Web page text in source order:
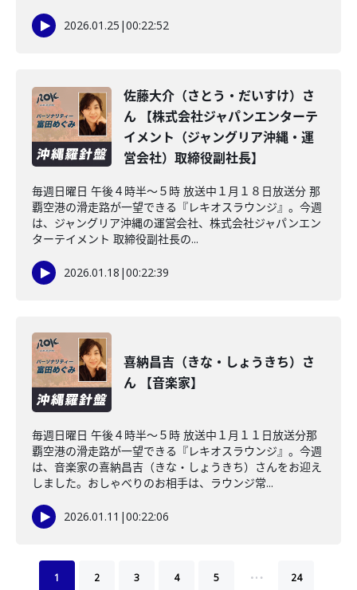
2026.01.25 |00:22:52
佐藤大介（さとう・だいすけ）さ
ん 【株式会社ジャパンエンターテ
イメント（ジャングリア沖縄・運
営会社）取締役副社長】
毎週日曜日 午後４時半～５時 放送中１月１８日放送分 那
覇空港の滑走路が一望できる『レキオスラウンジ』。今週
は、ジャングリア沖縄の運営会社、株式会社ジャパンエン
ターテイメント 取締役副社長の...
2026.01.18 |00:22:39
喜納昌吉（きな・しょうきち）さ
ん 【音楽家】
毎週日曜日 午後４時半～５時 放送中１月１１日放送分那
覇空港の滑走路が一望できる『レキオスラウンジ』。今週
は、音楽家の喜納昌吉（きな・しょうきち）さんをお迎え
しました。おしゃべりのお相手は、ラウンジ常...
2026.01.11 |00:22:06
1 2 3 4 5 … 24